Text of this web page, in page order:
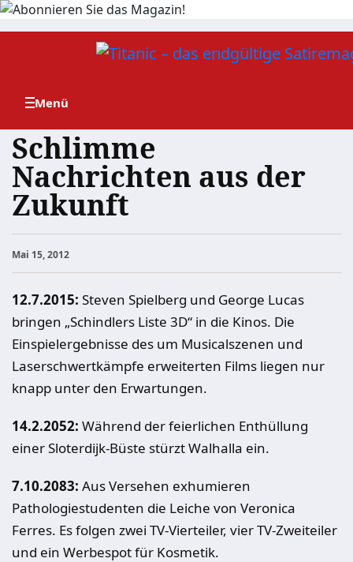
Zum
Schlimme
Nachrichten aus der
Zukunft
Mai 15, 2012
12.7.2015: Steven Spielberg und George Lucas
bringen „Schindlers Liste 3D“ in die Kinos. Die
Einspielergebnisse des um Musicalszenen und
Laserschwertkämpfe erweiterten Films liegen nur
knapp unter den Erwartungen.
14.2.2052: Während der feierlichen Enthüllung
einer Sloterdijk-Büste stürzt Walhalla ein.
7.10.2083: Aus Versehen exhumieren
Pathologiestudenten die Leiche von Veronica
Ferres. Es folgen zwei TV-Vierteiler, vier TV-Zweiteiler
und ein Werbespot für Kosmetik.